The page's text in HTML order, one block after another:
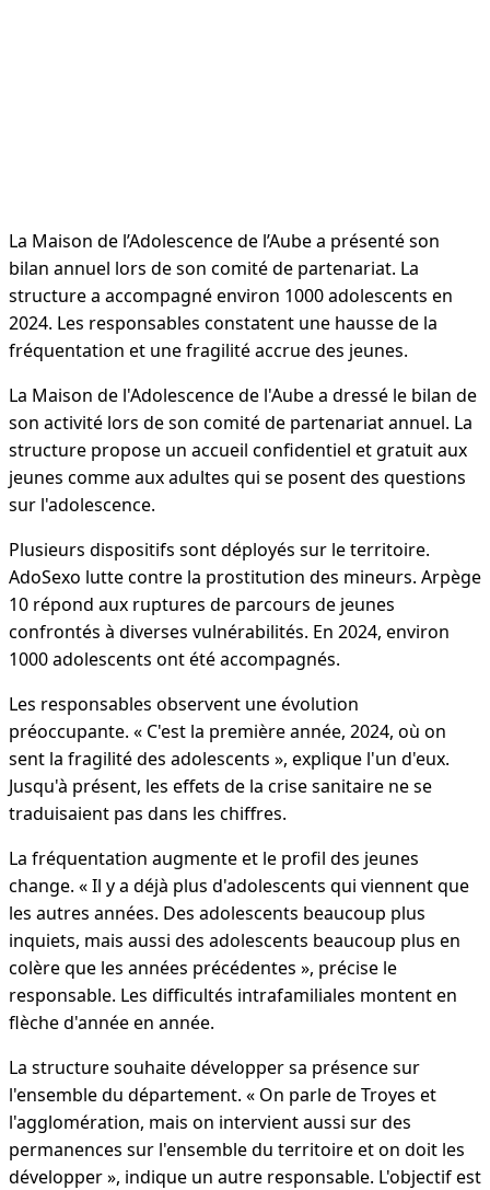
La Maison de l’Adolescence de l’Aube a présenté son
bilan annuel lors de son comité de partenariat. La
structure a accompagné environ 1000 adolescents en
2024. Les responsables constatent une hausse de la
fréquentation et une fragilité accrue des jeunes.
La Maison de l'Adolescence de l'Aube a dressé le bilan de
son activité lors de son comité de partenariat annuel. La
structure propose un accueil confidentiel et gratuit aux
jeunes comme aux adultes qui se posent des questions
sur l'adolescence.
Plusieurs dispositifs sont déployés sur le territoire.
AdoSexo lutte contre la prostitution des mineurs. Arpège
10 répond aux ruptures de parcours de jeunes
confrontés à diverses vulnérabilités. En 2024, environ
1000 adolescents ont été accompagnés.
Les responsables observent une évolution
préoccupante. « C'est la première année, 2024, où on
sent la fragilité des adolescents », explique l'un d'eux.
Jusqu'à présent, les effets de la crise sanitaire ne se
traduisaient pas dans les chiffres.
La fréquentation augmente et le profil des jeunes
change. « Il y a déjà plus d'adolescents qui viennent que
les autres années. Des adolescents beaucoup plus
inquiets, mais aussi des adolescents beaucoup plus en
colère que les années précédentes », précise le
responsable. Les difficultés intrafamiliales montent en
flèche d'année en année.
La structure souhaite développer sa présence sur
l'ensemble du département. « On parle de Troyes et
l'agglomération, mais on intervient aussi sur des
permanences sur l'ensemble du territoire et on doit les
développer », indique un autre responsable. L'objectif est